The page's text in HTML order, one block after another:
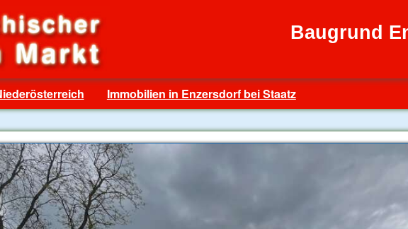
Baugrund
Immobilien in Enzersdorf bei Staatz